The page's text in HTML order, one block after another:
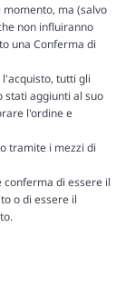
ma (salvo
non influiranno
una Conferma di
tutti gli
stati aggiunti al suo
l'ordine e
tramite i mezzi di
di essere il
o di essere il